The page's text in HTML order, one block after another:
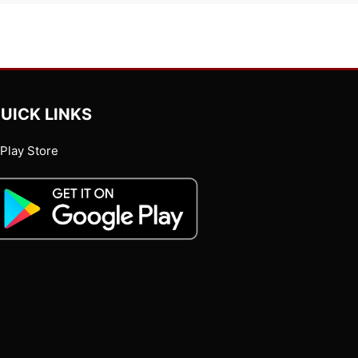
LINKS
Play Store